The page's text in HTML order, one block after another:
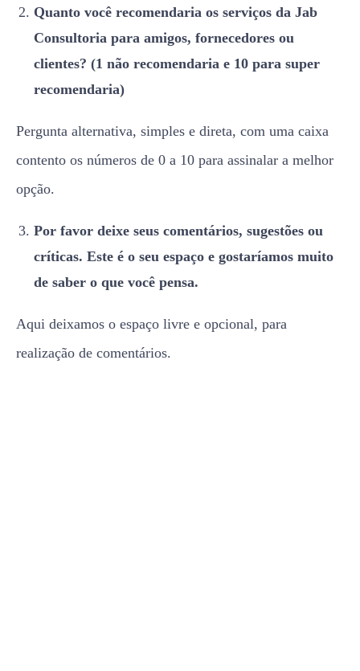
Quanto você recomendaria os serviços da Jab
Consultoria para amigos, fornecedores ou
clientes? (1 não recomendaria e 10 para super
recomendaria)
Pergunta alternativa, simples e direta, com uma caixa
contento os números de 0 a 10 para assinalar a melhor
opção.
Por favor deixe seus comentários, sugestões ou
críticas. Este é o seu espaço e gostaríamos muito
de saber o que você pensa.
Aqui deixamos o espaço livre e opcional, para
realização de comentários.